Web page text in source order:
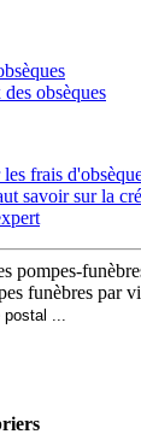
obsèques
frais
savoir sur la
pompes-
funèbres par